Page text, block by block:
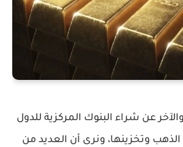
عن شراء البنوك المركزية للدول
وتخزينها، ونرى أن العديد من